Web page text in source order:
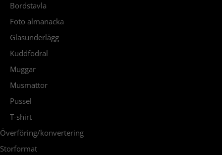
Bordstavla
Foto almanacka
Glasunderlägg
Kuddfodral
Muggar
Musmattor
Pussel
T-shirt
Överföring/konvertering
Storformat